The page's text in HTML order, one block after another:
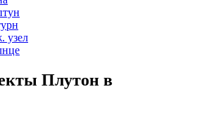
узел
Плутон в